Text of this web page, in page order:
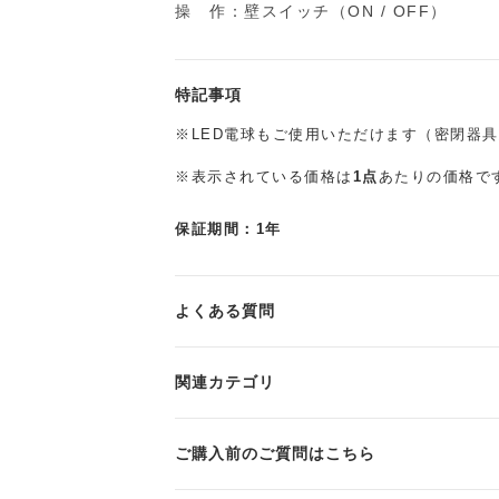
操 作：壁スイッチ（ON / OFF）
特記事項
※LED電球もご使用いただけます（密閉器具
※表示されている価格は 1点あたりの価格で
保証期間：1年
よくある質問
関連カテゴリ
ご購入前のご質問はこちら